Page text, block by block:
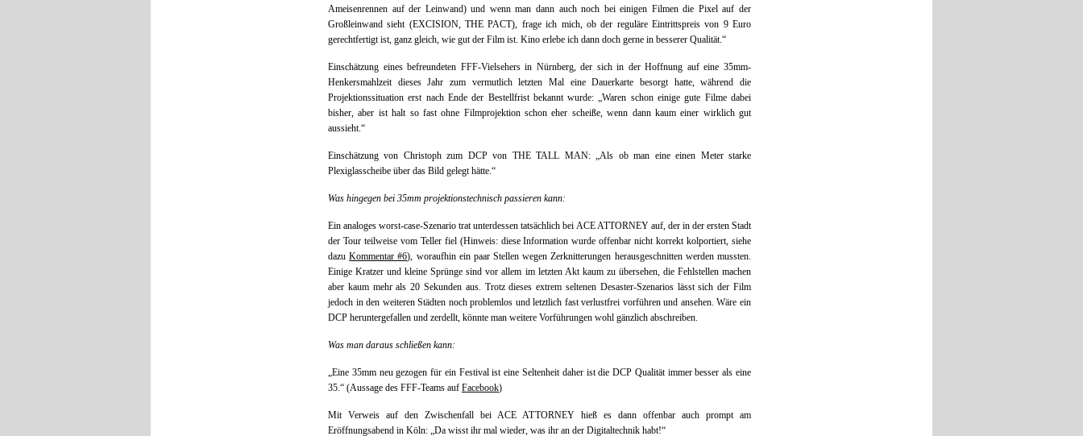
Ameisenrennen auf der Leinwand) und wenn man dann auch noch bei einigen Filmen die Pixel auf der
Großleinwand sieht (EXCISION, THE PACT), frage ich mich, ob der reguläre Eintrittspreis von 9 Euro
gerechtfertigt ist, ganz gleich, wie gut der Film ist. Kino erlebe ich dann doch gerne in besserer Qualität.“
Einschätzung eines befreundeten FFF-Vielsehers in Nürnberg, der sich in der Hoffnung auf eine 35mm-
Henkersmahlzeit dieses Jahr zum vermutlich letzten Mal eine Dauerkarte besorgt hatte, während die
Projektionssituation erst nach Ende der Bestellfrist bekannt wurde: „Waren schon einige gute Filme dabei
bisher, aber ist halt so fast ohne Filmprojektion schon eher scheiße, wenn dann kaum einer wirklich gut
aussieht.“
Einschätzung von Christoph zum DCP von THE TALL MAN: „Als ob man eine einen Meter starke
Plexiglasscheibe über das Bild gelegt hätte.“
Was hingegen bei 35mm projektionstechnisch passieren kann:
Ein analoges worst-case-Szenario trat unterdessen tatsächlich bei ACE ATTORNEY auf, der in der ersten Stadt
der Tour teilweise vom Teller fiel (Hinweis: diese Information wurde offenbar nicht korrekt kolportiert, siehe
dazuKommentar #6), woraufhin ein paar Stellen wegen Zerknitterungen herausgeschnitten werden mussten.
Einige Kratzer und kleine Sprünge sind vor allem im letzten Akt kaum zu übersehen, die Fehlstellen machen
aber kaum mehr als 20 Sekunden aus. Trotz dieses extrem seltenen Desaster-Szenarios lässt sich der Film
jedoch in den weiteren Städten noch problemlos und letztlich fast verlustfrei vorführen und ansehen. Wäre ein
DCP heruntergefallen und zerdellt, könnte man weitere Vorführungen wohl gänzlich abschreiben.
Was man daraus schließen kann:
„Eine 35mm neu gezogen für ein Festival ist eine Seltenheit daher ist die DCP Qualität immer besser als eine
35.“ (Aussage des FFF-Teams auf Facebook)
Mit Verweis auf den Zwischenfall bei ACE ATTORNEY hieß es dann offenbar auch prompt am
Eröffnungsabend in Köln: „Da wisst ihr mal wieder, was ihr an der Digitaltechnik habt!“